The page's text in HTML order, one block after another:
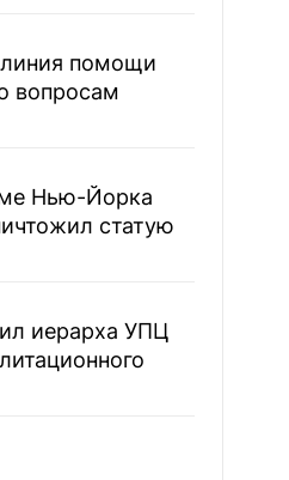
линия помощи
вопросам
Нью-Йорка
статую
иерарха УПЦ